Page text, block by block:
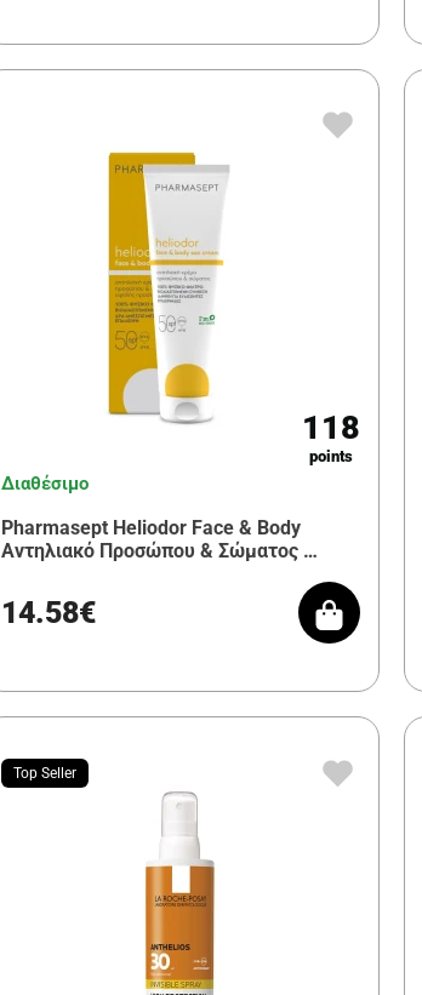
118
points
Διαθέσιμο
Pharmasept Heliodor Face & Body
Αντηλιακό Προσώπου & Σώματος …
14.58€
Top Seller